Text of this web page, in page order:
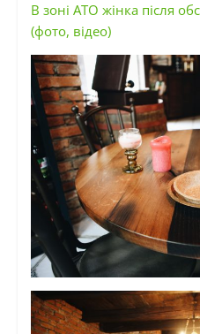
В зоні АТО жінка після
(фото, відео)